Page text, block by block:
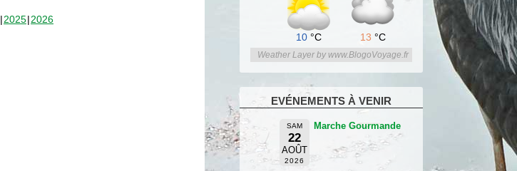
2025 2026
10 °C 13 °C
Weather Layer by www.BlogoVoyage.fr
EVÉNEMENTS À VENIR
SAM
22
AOÛT
2026
Marche Gourmande